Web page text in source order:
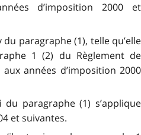
d’imposition 2000 et
paragraphe (1), telle qu’elle
1 (2) du Règlement de
aux années d’imposition 2000
paragraphe (1) s’applique
et suivantes.